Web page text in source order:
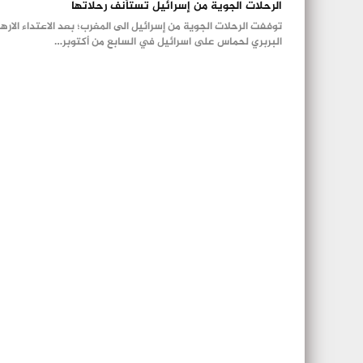
الرحلات الجوية من إسرائيل تستأنف رحلاتها
توففت الرحلات الجوية من إسرائيل الى المغرب؛ بعد الاعتداء
البربري لحماس على اسرائيل في السابع من أكتوبر…